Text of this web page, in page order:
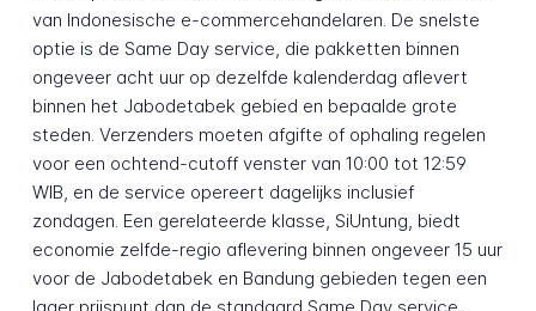
van Indonesische e-commercehandelaren. De snelste
optie is de Same Day service, die pakketten binnen
ongeveer acht uur op dezelfde kalenderdag aflevert
binnen het Jabodetabek gebied en bepaalde grote
steden. Verzenders moeten afgifte of ophaling regelen
voor een ochtend-cutoff venster van 10:00 tot 12:59
WIB, en de service opereert dagelijks inclusief
zondagen. Een gerelateerde klasse, SiUntung, biedt
economie zelfde-regio aflevering binnen ongeveer 15 uur
voor de Jabodetabek en Bandung gebieden tegen een